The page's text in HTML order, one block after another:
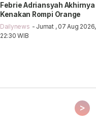
Febrie Adriansyah Akhirnya
Kenakan Rompi Orange
Dailynews - Jumat , 07 Aug 2026,
22:30 WIB
>